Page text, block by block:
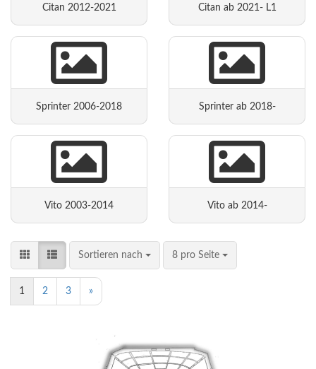
Citan 2012-2021 Citan ab 2021- L1
Sprinter 2006-2018 Sprinter ab 2018-
Vito 2003-2014 Vito ab 2014-
Sortieren nach 8 pro Seite
1 2 3 »